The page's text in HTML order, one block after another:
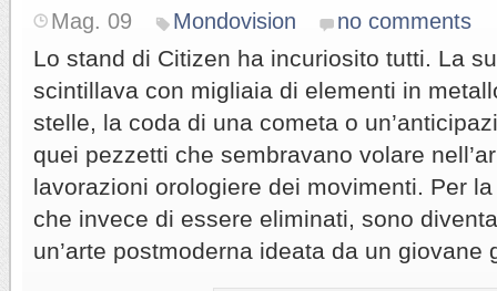
Mag. 09 Mondovision no comments
Lo stand di Citizen ha incuriosito tutti. La
scintillava con migliaia di elementi in
stelle, la coda di una cometa o
quei pezzetti che sembravano volare
lavorazioni orologiere dei movimenti. Per
che invece di essere eliminati, sono
un’arte postmoderna ideata da un giovane